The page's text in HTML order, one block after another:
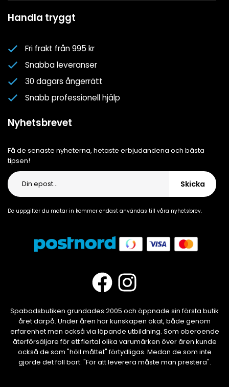
Mina favoriter
Spa- & Poolguider
Nyhetsbrev
Om oss
Cookiepolicy
Cookie-inställningar
Handla tryggt
Fri frakt från 995 kr
Snabba leveranser
30 dagars ångerrätt
Snabb professionell hjälp
Nyhetsbrevet
Få de senaste nyheterna, hetaste erbjudandena och bästa
tipsen!
Skicka
De uppgifter du matar in kommer endast användas till våra nyhetsbrev.
Spabadsbutiken grundades 2005 och öppnade sin första butik
året därpå. Under åren har kunskapen ökat, både genom
erfarenhet men också via löpande utbildning. Som oberoende
återförsäljare för ett flertal olika varumärken över åren kunde
också de som "höll måttet" förtydligas. Medan de som inte
gjorde det föll bort. "För att leverera måste man prestera".